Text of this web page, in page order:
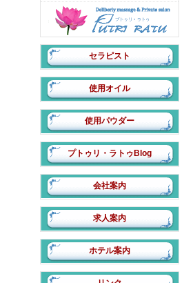
セラピスト
使用オイル
使用パウダー
プトゥリ・ラトゥBlog
会社案内
求人案内
ホテル案内